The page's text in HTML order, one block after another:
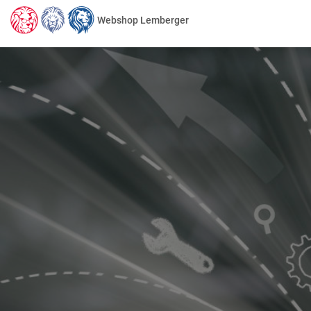
Webshop Lemberger